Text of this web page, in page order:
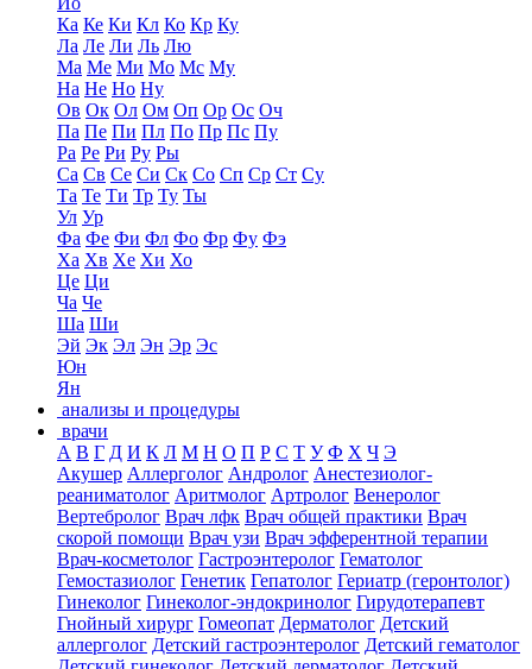
Ка Ке Ки Кл Ко Кр Ку
Ла Ле Ли Ль Лю
Ма Ме Ми Мо Мс Му
На Не Но Ну
Ов Ок Ол Ом Оп Ор Ос Оч
Па Пе Пи Пл По Пр Пс Пу
Ра Ре Ри Ру Ры
Са Св Се Си Ск Со Сп Ср Ст Су
Та Те Ти Тр Ту Ты
Ул Ур
Фа Фе Фи Фл Фо Фр Фу Фэ
Ха Хв Хе Хи Хо
Це Ци
Ча Че
Ша Ши
Эй Эк Эл Эн Эр Эс
Юн
Ян
анализы и процедуры
врачи
А В Г Д И К Л М Н О П Р С Т У Ф Х Ч Э
Акушер Аллерголог Андролог Анестезиолог-
реаниматолог Аритмолог Артролог Венеролог
Вертебролог Врач лфк Врач общей практики Врач
скорой помощи Врач узи Врач эфферентной терапии
Врач-косметолог Гастроэнтеролог Гематолог
Гемостазиолог Генетик Гепатолог Гериатр (геронтолог)
Гинеколог Гинеколог-эндокринолог Гирудотерапевт
Гнойный хирург Гомеопат Дерматолог Детский
аллерголог Детский гастроэнтеролог Детский гематолог